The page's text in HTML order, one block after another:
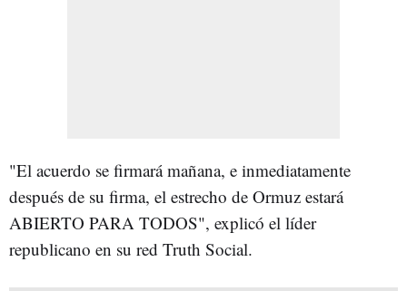
"El acuerdo se firmará mañana, e inmediatamente
después de su firma, el estrecho de Ormuz estará
ABIERTO PARA TODOS", explicó el líder
republicano en su red Truth Social.